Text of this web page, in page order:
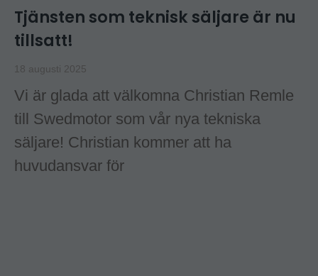
Tjänsten som teknisk säljare är nu
tillsatt!
18 augusti 2025
Vi är glada att välkomna Christian Remle
till Swedmotor som vår nya tekniska
säljare! Christian kommer att ha
huvudansvar för